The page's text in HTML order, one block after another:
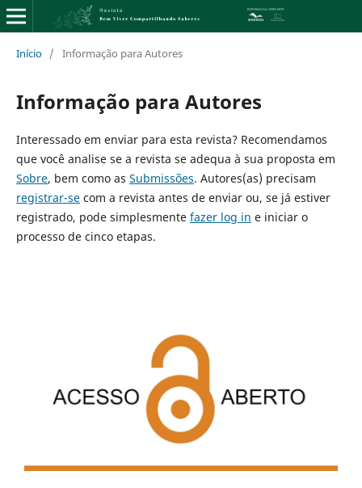
Início / Informação para Autores
Informação para Autores
Interessado em enviar para esta revista? Recomendamos
que você analise se a revista se adequa à sua proposta em
Sobre, bem como as Submissões. Autores(as) precisam
registrar-secom a revista antes de enviar ou, se já estiver
registrado, pode simplesmente fazer log in e iniciar o
processo de cinco etapas.